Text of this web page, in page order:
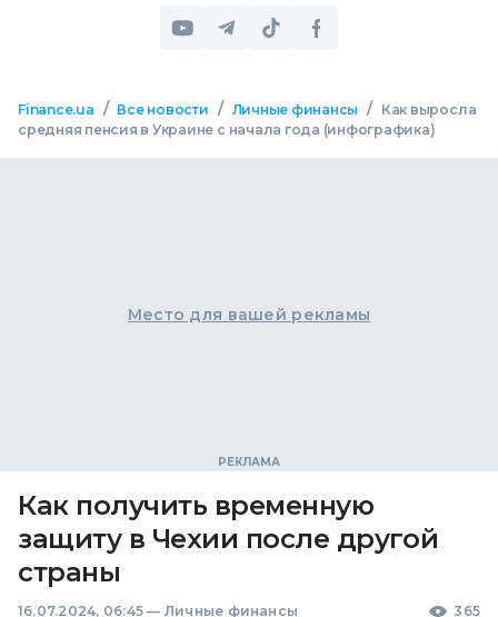
Finance.ua / Все новости / Личные финансы /
Как выросла
средняя пенсия в Украине с начала года (инфографика)
Место для вашей рекламы
Как получить временную
защиту в Чехии после другой
страны
16.07.2024, 06:45 — Личные финансы 365